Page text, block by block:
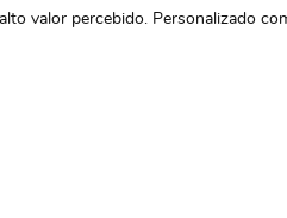
valor percebido. Personalizado